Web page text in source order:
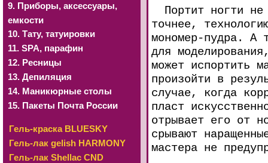
9. Приборы, аксессуары,
емкости
10. Тату, татуировки
11. SРА, парафин
12. Ресницы
13. Депиляция
14. Маникюрные столы
15. Пакеты Почта России
Гель-краска BLUESKY
Гель-лак gelish HARMONY
Гель-лак Shellac CND
Портит ногти не
точнее,
мономер-пудра. А
для
может испортить
произойти в
случае, когда
пласт
отрывает его от
срывают
мастера не